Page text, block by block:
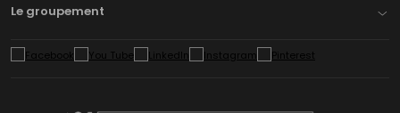
Le groupement